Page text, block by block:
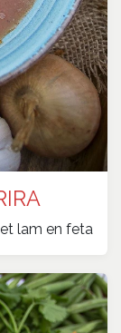
lam en feta